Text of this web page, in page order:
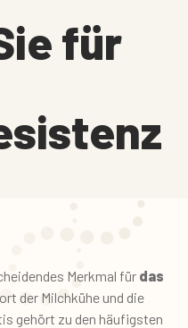
für
Merkmal für das
der Milchkühe und die
gehört zu den häufigsten